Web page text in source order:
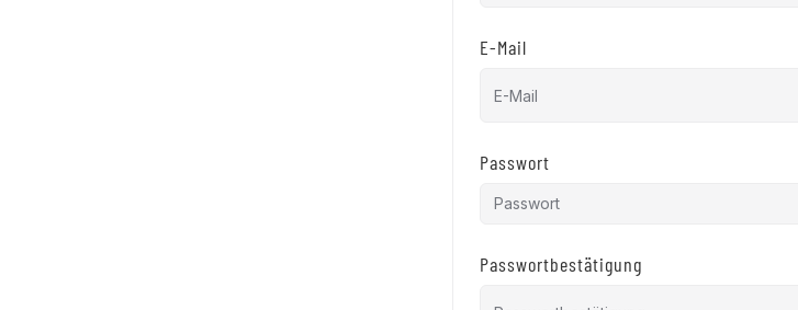
E-Mail
Passwort
Passwortbestätigung